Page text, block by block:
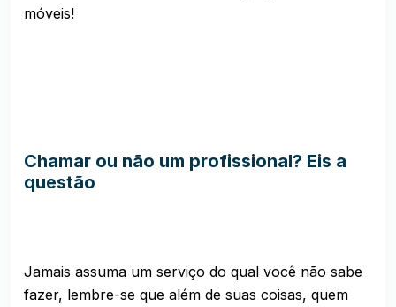
móveis!
Chamar ou não um profissional? Eis a
questão
Jamais assuma um serviço do qual você não sabe
fazer, lembre-se que além de suas coisas, quem